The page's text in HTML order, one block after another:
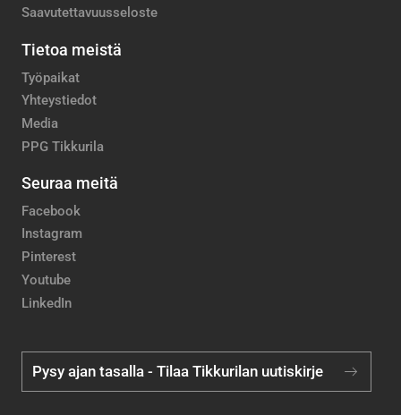
Saavutettavuusseloste
Tietoa meistä
Työpaikat
Yhteystiedot
Media
PPG Tikkurila
Seuraa meitä
Facebook
Instagram
Pinterest
Youtube
LinkedIn
Pysy ajan tasalla - Tilaa Tikkurilan uutiskirje